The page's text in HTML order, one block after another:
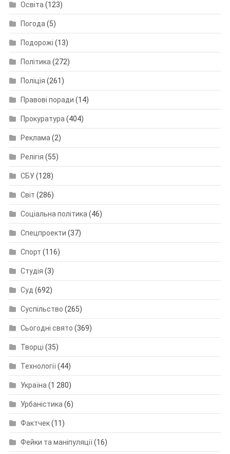
Освіта (123)
Погода (5)
Подорожі (13)
Політика (272)
Поліція (261)
Правові поради (14)
Прокуратура (404)
Реклама (2)
Релігія (55)
СБУ(128)
Світ (286)
Соціальна політика (46)
Спецпроекти (37)
Спорт (116)
Студія (3)
Суд (692)
Суспільство (265)
Сьогодні свято (369)
Творці (35)
Технології(44)
Україна (1 280)
Урбаністика (6)
Фактчек(11)
Фейки та маніпуляції(16)